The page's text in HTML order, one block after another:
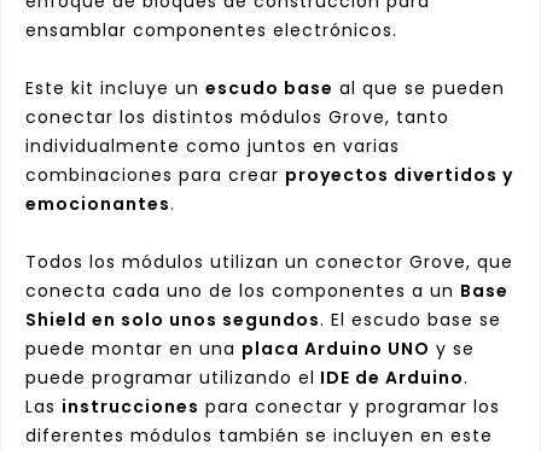
ensamblar componentes electrónicos.
Este kit incluye un escudo base al que se pueden
conectar los distintos módulos Grove, tanto
individualmente como juntos en varias
combinaciones para crear proyectos divertidos y
emocionantes.
Todos los módulos utilizan un conector Grove, que
conecta cada uno de los componentes a un Base
Shield en solo unos segundos. El escudo base se
puede montar en una placa Arduino UNO y se
puede programar utilizando el IDE de Arduino.
Las instrucciones para conectar y programar los
diferentes módulos también se incluyen en este